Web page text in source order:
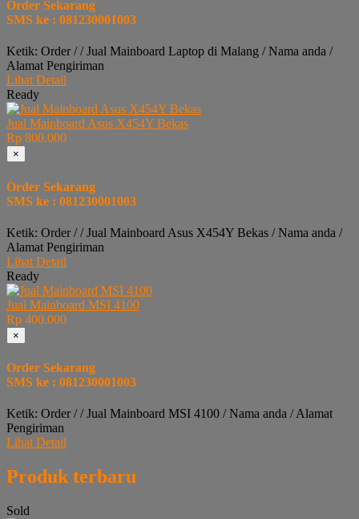
Order Sekarang
SMS ke : 081230001003
Ketik: Order / / Jual Mainboard Laptop di Malang / Nama anda /
Alamat Pengiriman
Lihat Detail
Ready
Jual Mainboard Asus X454Y Bekas
Rp 800.000
×
Order Sekarang
SMS ke : 081230001003
Ketik: Order / / Jual Mainboard Asus X454Y Bekas / Nama anda /
Alamat Pengiriman
Lihat Detail
Ready
Jual Mainboard MSI 4100
Rp 400.000
×
Order Sekarang
SMS ke : 081230001003
Ketik: Order / / Jual Mainboard MSI 4100 / Nama anda / Alamat
Pengiriman
Lihat Detail
Produk terbaru
Sold